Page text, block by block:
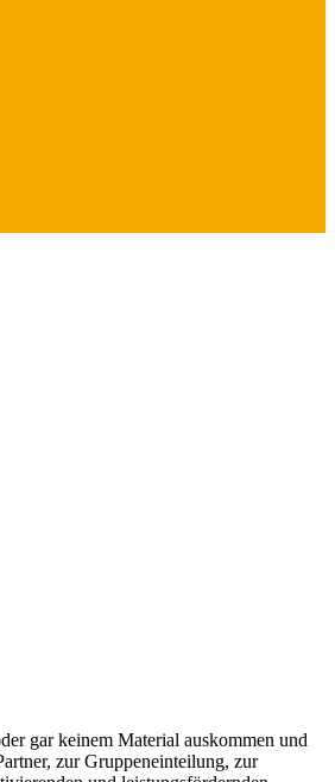
gar keinem Material auskommen und
zur Gruppeneinteilung, zur